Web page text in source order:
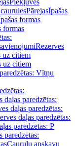
Piekļuves
PārejasĪpašas
formas
formas
Rezerves
uz citiem
uz citiem
Vītņu
daļas paredzētas:
daļas paredzētas:
daļas paredzētas:
paredzētas: P
paredzētas:
Cauruļu apskavu